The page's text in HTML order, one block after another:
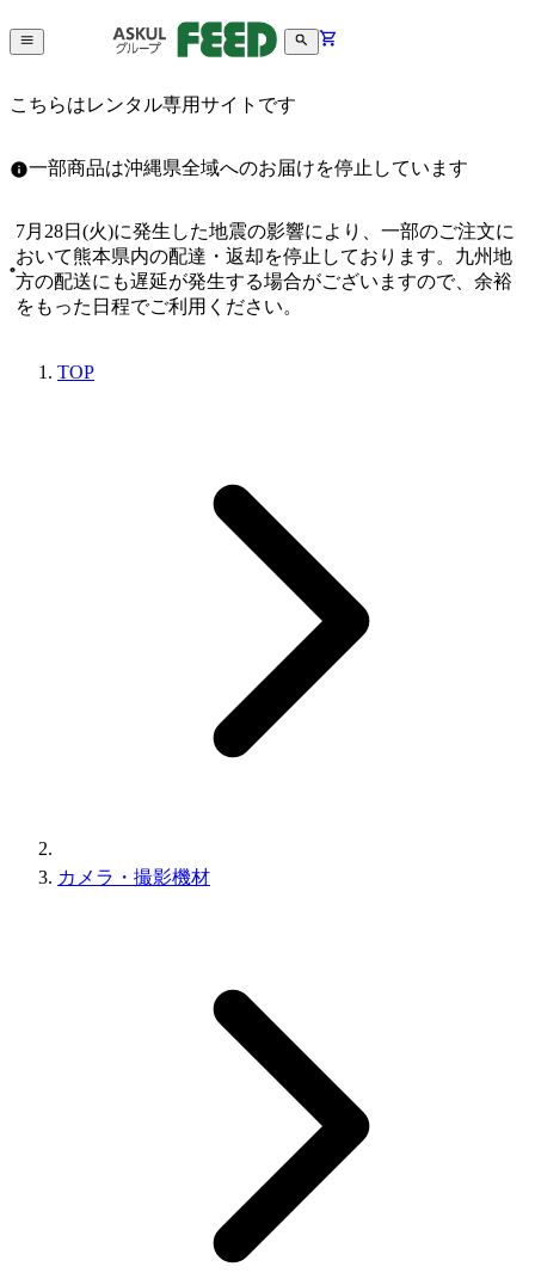
こちらはレンタル専用サイトです
一部商品は沖縄県全域へのお届けを停止しています
7月28日(火)に発生した地震の影響により、一部のご注文に
おいて熊本県内の配達・返却を停止しております。九州地
方の配送にも遅延が発生する場合がございますので、余裕
をもった日程でご利用ください。
TOP
カメラ・撮影機材